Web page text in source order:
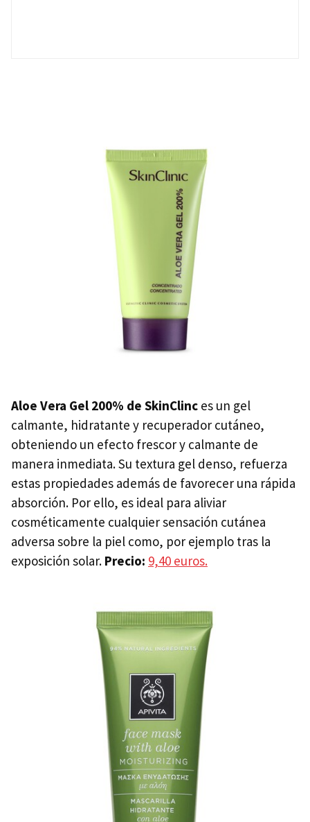
Aloe Vera Gel 200% de SkinClinc es un gel
calmante, hidratante y recuperador cutáneo,
obteniendo un efecto frescor y calmante de
manera inmediata. Su textura gel denso, refuerza
estas propiedades además de favorecer una rápida
absorción. Por ello, es ideal para aliviar
cosméticamente cualquier sensación cutánea
adversa sobre la piel como, por ejemplo tras la
exposición solar. Precio: 9,40 euros.